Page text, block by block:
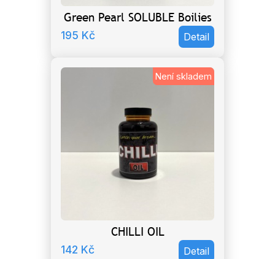
Green Pearl SOLUBLE Boilies
195 Kč Detail
Není skladem
CHILLI OIL
142 Kč Detail